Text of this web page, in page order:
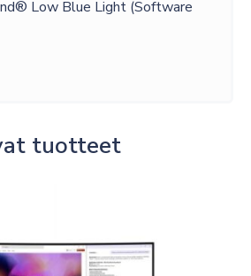
Low Blue Light (Software
tuotteet